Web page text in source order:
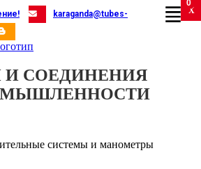
karaganda@tubes-
СОЕДИНЕНИЯ
системы и манометры
0
X
X
X
X
X
X
X
X
X
X
X
X
X
X
X
X
X
X
X